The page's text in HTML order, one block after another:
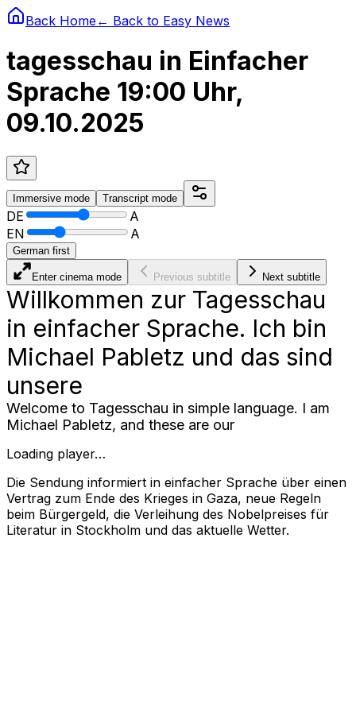
Back Home← Back to Easy News
tagesschau in Einfacher
Sprache 19:00 Uhr,
09.10.2025
Immersive mode Transcript mode
DE
A
EN
A
German first
Enter cinema mode Previous subtitle Next subtitle
Willkommen zur Tagesschau
in einfacher Sprache. Ich bin
Michael Pabletz und das sind
unsere
Welcome to Tagesschau in simple language. I am
Michael Pabletz, and these are our
Loading player…
Die Sendung informiert in einfacher Sprache über einen
Vertrag zum Ende des Krieges in Gaza, neue Regeln
beim Bürgergeld, die Verleihung des Nobelpreises für
Literatur in Stockholm und das aktuelle Wetter.